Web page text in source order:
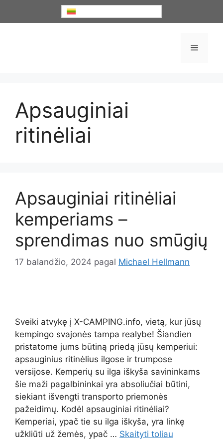
Meniu
Apsauginiai
ritinėliai
Apsauginiai ritinėliai
kemperiams –
sprendimas nuo smūgių
17 balandžio, 2024 pagal Michael Hellmann
Sveiki atvykę į X-CAMPING.info, vietą, kur jūsų
kempingo svajonės tampa realybe! Šiandien
pristatome jums būtiną priedą jūsų kemperiui:
apsauginius ritinėlius ilgose ir trumpose
versijose. Kemperių su ilga iškyša savininkams
šie maži pagalbininkai yra absoliučiai būtini,
siekiant išvengti transporto priemonės
pažeidimų. Kodėl apsauginiai ritinėliai?
Kemperiai, ypač tie su ilga iškyša, yra linkę
užkliūti už žemės, ypač … Skaityti toliau